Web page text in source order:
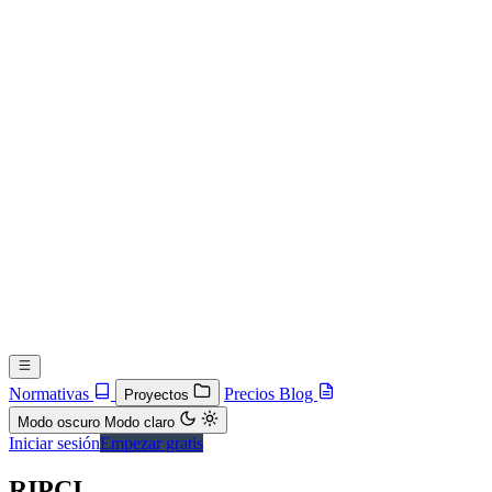
Normativas Proyectos Precios Blog
Modo oscuro Modo claro
Iniciar sesiónEmpezar gratis